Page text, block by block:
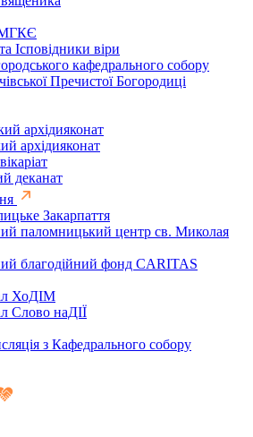
Ісповідники віри
кафедрального собору
Пречистої Богородиці
архідияконат
архідияконат
деканат
Закарпаття
паломницький центр св. Миколая
благодійний фонд CARITAS
ХоДІМ
Слово наДІЇ
з Кафедрального собору